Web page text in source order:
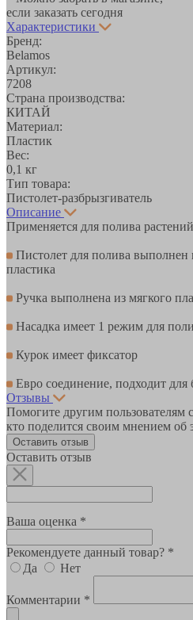
если заказать сегодня
Характеристики
Бренд:
Belamos
Артикул:
7208
Страна производства:
КИТАЙ
Материал:
Пластик
Вес:
0,1 кг
Тип товара:
Пистолет-разбрызгиватель
Описание
Применяется для полива
Пистолет для полива выполнен
пластика
Ручка выполнена из мягкого
Насадка имеет 1 режим для
Курок имеет фиксатор
Евро соединение, подходит для
Отзывы
Помогите другим
кто поделится своим мнением об
Оставить отзыв
Оставить отзыв
Ваша оценка *
Рекомендуете данный товар? *
Да
Нет
Комментарии *